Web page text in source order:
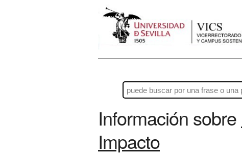
Información sobre
Impacto